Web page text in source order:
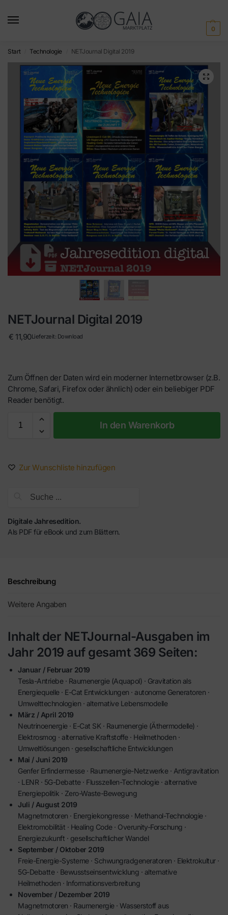
0
Start Technologie NETJournal Digital 2019
NETJournal Digital 2019
€ 11,90Lieferzeit: Download
Zum Öffnen der Daten wird ein moderner Internetbrowser (z.B.
Chrome, Safari, Firefox oder ähnlich) oder ein beliebiger PDF
Reader benötigt.
In den Warenkorb
Zur Wunschliste hinzufügen
Digitale Jahresedition.
Als PDF für eBook und zum Blättern.
Beschreibung
Weitere Angaben
Inhalt der NETJournal-Ausgaben im
Jahr 2019 auf gesamt 369 Seiten:
Januar / Februar 2019
Tesla-Antriebe · Raumenergie (Aquapol) · Gravitation als
Energiequelle · E-Cat Entwicklungen · autonome Generatoren ·
Umwelttechnologien · alternative Lebensmodelle
März / April 2019
Neutrinoenergie · E-Cat SK · Raumenergie (Äthermodelle) ·
Elektrosmog · alternative Kraftstoffe · Heilmethoden ·
Umweltlösungen · gesellschaftliche Entwicklungen
Mai / Juni 2019
Genfer Erfindermesse · Raumenergie-Netzwerke · Antigravitation
· LENR · 5G-Debatte · Flusszellen-Technologie · alternative
Energiepolitik · Zero-Waste-Bewegung
Juli / August 2019
Magnetmotoren · Energiekongresse · Methanol-Technologie ·
Elektromobilität · Healing Code · Overunity-Forschung ·
Energiezukunft · gesellschaftlicher Wandel
September / Oktober 2019
Freie-Energie-Systeme · Schwungradgeneratoren · Elektrokultur ·
5G-Debatte · Bewusstseinsentwicklung · alternative
Heilmethoden · Informationsverbreitung
November / Dezember 2019
Magnetmotoren · Raumenergie · Wasserstoff aus